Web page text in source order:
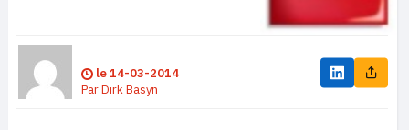
le14-03-2014
ParDirk Basyn